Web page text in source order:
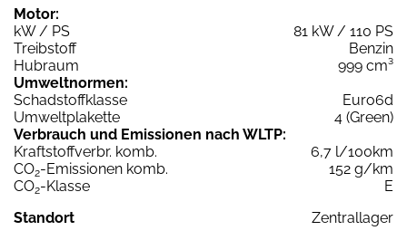
Motor:
kW / PS
81 kW / 110 PS
Treibstoff
Benzin
Hubraum
999 cm³
Umweltnormen:
Schadstoffklasse
Euro6d
Umweltplakette
4 (Green)
Verbrauch und Emissionen nach WLTP:
Kraftstoffverbr. komb.
6,7 l/100km
CO2-Emissionen komb.
152 g/km
CO2-Klasse
E
Standort
Zentrallager